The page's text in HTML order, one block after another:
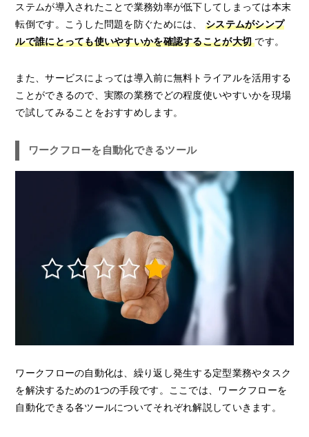
ステムが導入されたことで業務効率が低下してしまっては本末
転倒です。こうした問題を防ぐためには、システムがシンプ
ルで誰にとっても使いやすいかを確認することが大切です。
また、サービスによっては導入前に無料トライアルを活用する
ことができるので、実際の業務でどの程度使いやすいかを現場
で試してみることをおすすめします。
ワークフローを自動化できるツール
ワークフローの自動化は、繰り返し発生する定型業務やタスク
を解決するための1つの手段です。ここでは、ワークフローを
自動化できる各ツールについてそれぞれ解説していきます。